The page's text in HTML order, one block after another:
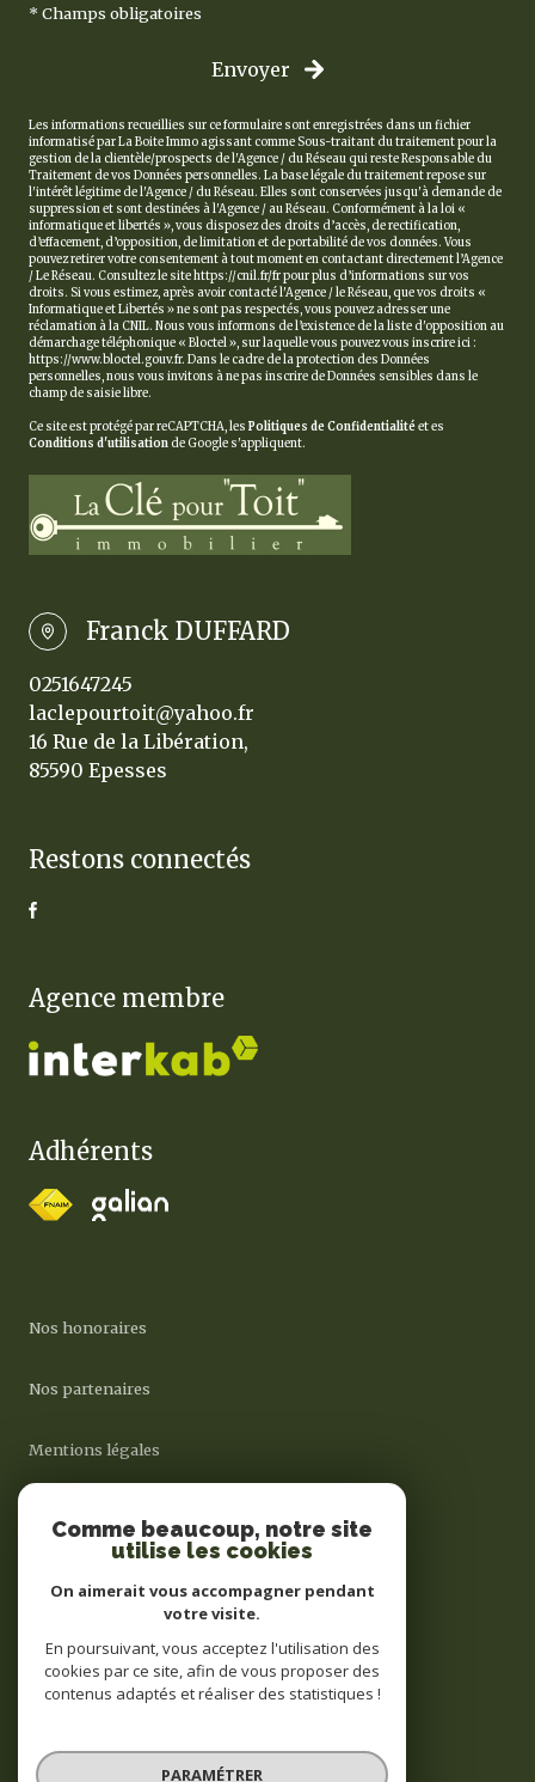
* Champs obligatoires
Envoyer
Les informations recueillies sur ce formulaire sont enregistrées dans un fichier
informatisé par La Boite Immo agissant comme Sous-traitant du traitement pour la
gestion de la clientèle/prospects de l'Agence / du Réseau qui reste Responsable du
Traitement de vos Données personnelles. La base légale du traitement repose sur
l'intérêt légitime de l'Agence / du Réseau. Elles sont conservées jusqu'à demande de
suppression et sont destinées à l'Agence / au Réseau. Conformément à la loi «
informatique et libertés », vous disposez des droits d’accès, de rectification,
d’effacement, d’opposition, de limitation et de portabilité de vos données. Vous
pouvez retirer votre consentement à tout moment en contactant directement l’Agence
/ Le Réseau. Consultez le sitehttps://cnil.fr/frpour plus d’informations sur vos
droits. Si vous estimez, après avoir contacté l'Agence / le Réseau, que vos droits «
Informatique et Libertés » ne sont pas respectés, vous pouvez adresser une
réclamation à la CNIL. Nous vous informons de l’existence de la liste d'opposition au
démarchage téléphonique « Bloctel », sur laquelle vous pouvez vous inscrire ici :
https://www.bloctel.gouv.fr. Dans le cadre de la protection des Données
personnelles, nous vous invitons à ne pas inscrire de Données sensibles dans le
champ de saisie libre.
Ce site est protégé par reCAPTCHA, les Politiques de Confidentialité et es
Conditions d'utilisation de Google s'appliquent.
Franck DUFFARD
0251647245
laclepourtoit@yahoo.fr
16 Rue de la Libération,
85590 Epesses
Restons connectés
Agence membre
Adhérents
Nos honoraires
Nos partenaires
Mentions légales
Comme beaucoup, notre site
utilise les cookies
On aimerait vous accompagner pendant
votre visite.
En poursuivant, vous acceptez l'utilisation des
cookies par ce site, afin de vous proposer des
contenus adaptés et réaliser des statistiques !
PARAMÉTRER